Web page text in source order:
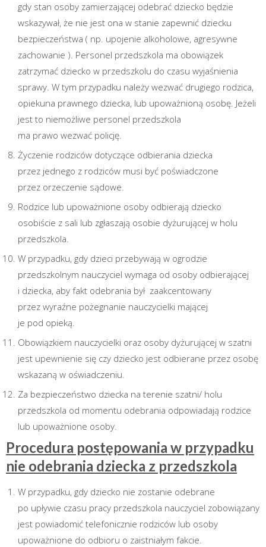
gdy stan osoby zamierzającej odebrać dziecko będzie
wskazywał, że nie jest ona w stanie zapewnić dziecku
bezpieczeństwa ( np. upojenie alkoholowe, agresywne
zachowanie ). Personel przedszkola ma obowiązek
zatrzymać dziecko w przedszkolu do czasu wyjaśnienia
sprawy. W tym przypadku należy wezwać drugiego rodzica,
opiekuna prawnego dziecka, lub upoważnioną osobę. Jeżeli
jest to niemożliwe personel przedszkola
ma prawo wezwać policję.
Życzenie rodziców dotyczące odbierania dziecka
przez jednego z rodziców musi być poświadczone
przez orzeczenie sądowe.
Rodzice lub upoważnione osoby odbierają dziecko
osobiście z sali lub zgłaszają osobie dyżurującej w holu
przedszkola.
W przypadku, gdy dzieci przebywają w ogrodzie
przedszkolnym nauczyciel wymaga od osoby odbierającej
i dziecka, aby fakt odebrania był zaakcentowany
przez wyraźne pożegnanie nauczycielki mającej
je pod opieką.
Obowiązkiem nauczycielki oraz osoby dyżurującej w szatni
jest upewnienie się czy dziecko jest odbierane przez osobę
wskazaną w oświadczeniu.
Za bezpieczeństwo dziecka na terenie szatni/ holu
przedszkola od momentu odebrania odpowiadają rodzice
lub upoważnione osoby.
Procedura postępowania w przypadku
nie odebrania dziecka z przedszkola
W przypadku, gdy dziecko nie zostanie odebrane
po upływie czasu pracy przedszkola nauczyciel zobowiązany
jest powiadomić telefonicznie rodziców lub osoby
upoważnione do odbioru o zaistniałym fakcie.